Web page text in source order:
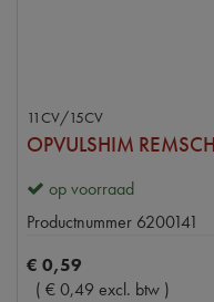
11CV/15CV
OPVULSHIM
op voorraad
Productnummer 6200141
€ 0,59
( €0,49 excl. btw )